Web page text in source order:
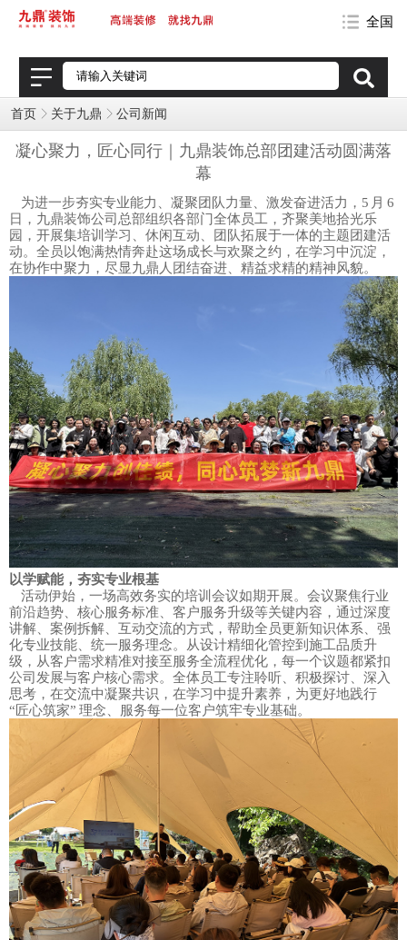
全国
首页 关于九鼎 公司新闻
凝心聚力，匠心同行｜九鼎装饰总部团建活动圆满落
幕
为进一步夯实专业能力、凝聚团队力量、激发奋进活力，5 月 6
日，九鼎装饰公司总部组织各部门全体员工，齐聚美地拾光乐
园，开展集培训学习、休闲互动、团队拓展于一体的主题团建活
动。全员以饱满热情奔赴这场成长与欢聚之约，在学习中沉淀，
在协作中聚力，尽显九鼎人团结奋进、精益求精的精神风貌。
以学赋能，夯实专业根基
活动伊始，一场高效务实的培训会议如期开展。会议聚焦行业
前沿趋势、核心服务标准、客户服务升级等关键内容，通过深度
讲解、案例拆解、互动交流的方式，帮助全员更新知识体系、强
化专业技能、统一服务理念。从设计精细化管控到施工品质升
级，从客户需求精准对接至服务全流程优化，每一个议题都紧扣
公司发展与客户核心需求。全体员工专注聆听、积极探讨、深入
思考，在交流中凝聚共识，在学习中提升素养，为更好地践行
“匠心筑家” 理念、服务每一位客户筑牢专业基础。